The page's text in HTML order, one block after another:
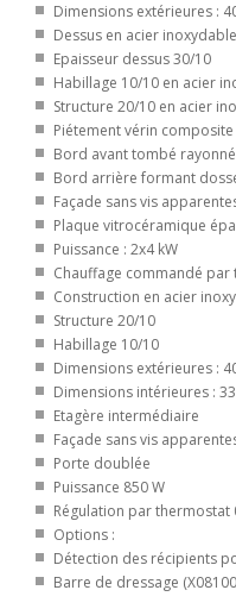
Dessus en acier
Epaisseur dessus 30/10
Habillage 10/10 en acier
Structure 20/10 en acier
Piétement vérin
Bord avant tombé
Bord arrière formant
Façade sans vis
Plaque vitrocéramique
Puissance : 2x4 kW
Chauffage commandé
Construction en acier
Structure 20/10
Habillage 10/10
Dimensions extérieures :
Dimensions intérieures :
Etagère intermédiaire
Façade sans vis
Porte doublée
Puissance 850 W
Régulation par thermostat
Options :
Détection des récipients
Barre de dressage